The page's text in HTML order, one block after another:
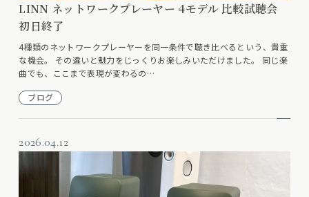
LINN ネットワークプレーヤー 4モデル 比較試聴会
初日終了
4種類のネットワークプレーヤーを同一条件で聴き比べるという、貴重
な機会。 その違いと魅力をじっくりお楽しみいただけました。 同じ楽
曲でも、ここまで表現が変わるの…
ブログ
2026.04.12